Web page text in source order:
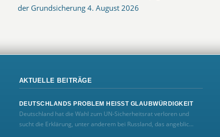
der Grundsicherung 4. August 2026
AKTUELLE BEITRÄGE
DEUTSCHLANDS PROBLEM HEISST GLAUBWÜRDIGKEIT
Deutschland hat die Wahl zum UN‑Sicherheitsrat verloren und
sucht die Erklärung, unter anderem bei Russland, das angeblic...